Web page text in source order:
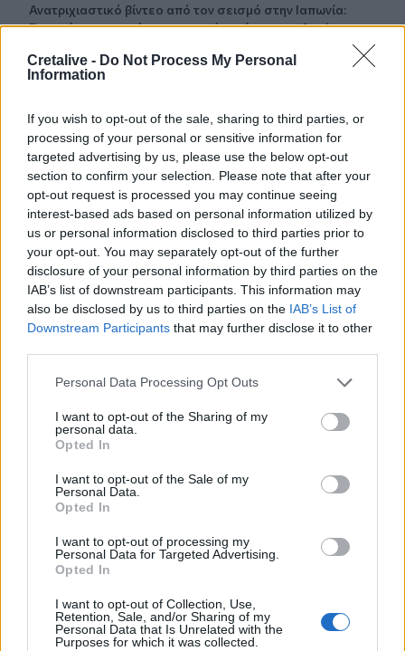
Cretalive - Do Not Process My Personal
Information
If you wish to opt-out of the sale, sharing to third parties, or
processing of your personal or sensitive information for
targeted advertising by us, please use the below opt-out
section to confirm your selection. Please note that after your
opt-out request is processed you may continue seeing
interest-based ads based on personal information utilized by
us or personal information disclosed to third parties prior to
your opt-out. You may separately opt-out of the further
disclosure of your personal information by third parties on the
IAB’s list of downstream participants. This information may
also be disclosed by us to third parties on the IAB’s List of
Downstream Participants that may further disclose it to other
Personal Data Processing Opt Outs
I want to opt-out of the Sharing of my
personal data.
Opted In
I want to opt-out of the Sale of my
Personal Data.
Opted In
I want to opt-out of processing my
Personal Data for Targeted Advertising.
Opted In
I want to opt-out of Collection, Use,
Retention, Sale, and/or Sharing of my
Personal Data that Is Unrelated with the
Purposes for which it was collected.
Ανατριχιαστικό βίντεο από τον σεισμό στην Ιαπωνία:
Γιατροί προστατεύουν με τα σώματά τους ασθενή την
23:43
30χρονη έπεσε στη θάλασσα από την γέφυρα της
Χαλκίδας
23:32
Οι «μαύρες χήρες» της Ρωσίας: Παντρεύονται
νεοσύλλεκτους πριν μεταβούν στο μέτωπο για να
εισπράξουν τις «παχυλές» αποζημιώσεις
23:25
Ρόδος: Έσπασε ο κάβος και τραυμάτισε ναυτικό
Τραγωδία στην Εύβοια: Νεκρός 37χρονος μετά από
τροχαίο με αγριογούρουνο
23:09
Φωτιές σε Σκύρο και Λακωνία: Συνελήφθησαν 63χρονη
και 71χρονος
ΠΕΡΙΣΣΟΤΕΡΑ